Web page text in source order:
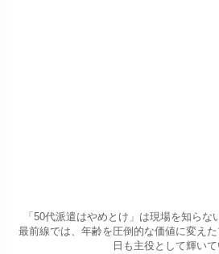
「50代派遣はやめとけ」は現場を知らな
最前線では、年齢を圧倒的な価値に変え
日も主役として輝いて